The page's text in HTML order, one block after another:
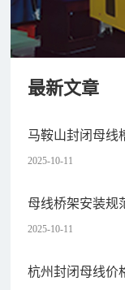
最新文章
马鞍山封闭母线
2025-10-11
母线桥架安装规
2025-10-11
杭州封闭母线价